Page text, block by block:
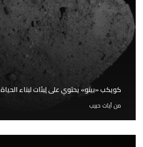
كويكب «بينو» يحتوي على لِبنَات لبناء الحياة
منآيات حبيب